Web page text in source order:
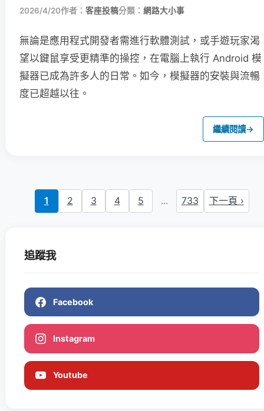
2026/4/20作者： 客座投稿分類： 網路大小事
無論是應用程式開發者需進行軟體測試，或手遊玩家渴
望以鍵鼠享受更精準的操控，在電腦上執行 Android 模
擬器已成為許多人的日常。如今，模擬器的安裝與流暢
度已超越以往。
繼續閱讀→
1 2 3 4 5 ... 733 下一頁 ›
追蹤我
Facebook
Instagram
Youtube